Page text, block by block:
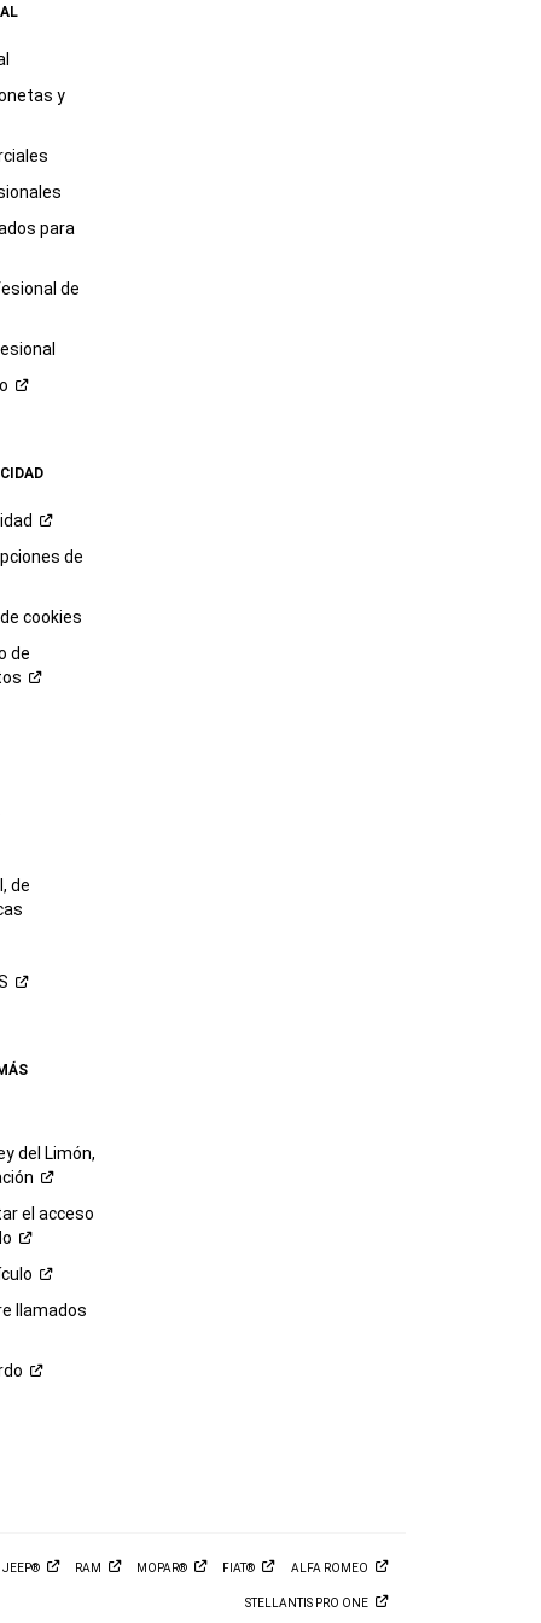
y
para
de
de
cookies
de
de
del Limón,
el acceso
llamados
JEEP® RAM MOPAR® FIAT® ALFA ROMEO
STELLANTIS PRO ONE